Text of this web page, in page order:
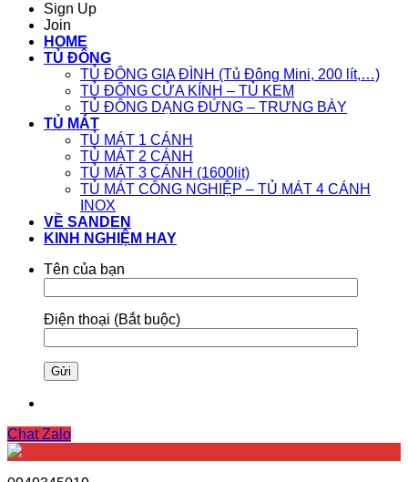
Sign Up
Join
HOME
TỦ ĐÔNG
TỦ ĐÔNG GIA ĐÌNH (Tủ Đông Mini, 200 lít,…)
TỦ ĐÔNG CỬA KÍNH – TỦ KEM
TỦ ĐÔNG DẠNG ĐỨNG – TRƯNG BÀY
TỦ MÁT
TỦ MÁT 1 CÁNH
TỦ MÁT 2 CÁNH
TỦ MÁT 3 CÁNH (1600lit)
TỦ MÁT CÔNG NGHIỆP – TỦ MÁT 4 CÁNH
INOX
VỀ SANDEN
KINH NGHIỆM HAY
Tên của bạn
Điện thoại (Bắt buộc)
Chat Zalo